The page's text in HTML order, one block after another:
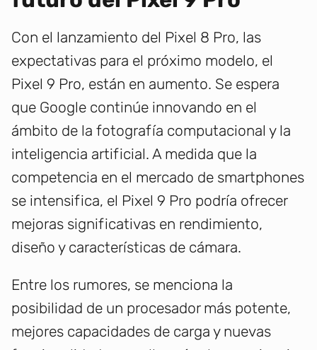
Con el lanzamiento del Pixel 8 Pro, las
expectativas para el próximo modelo, el
Pixel 9 Pro, están en aumento. Se espera
que Google continúe innovando en el
ámbito de la fotografía computacional y la
inteligencia artificial. A medida que la
competencia en el mercado de smartphones
se intensifica, el Pixel 9 Pro podría ofrecer
mejoras significativas en rendimiento,
diseño y características de cámara.
Entre los rumores, se menciona la
posibilidad de un procesador más potente,
mejores capacidades de carga y nuevas